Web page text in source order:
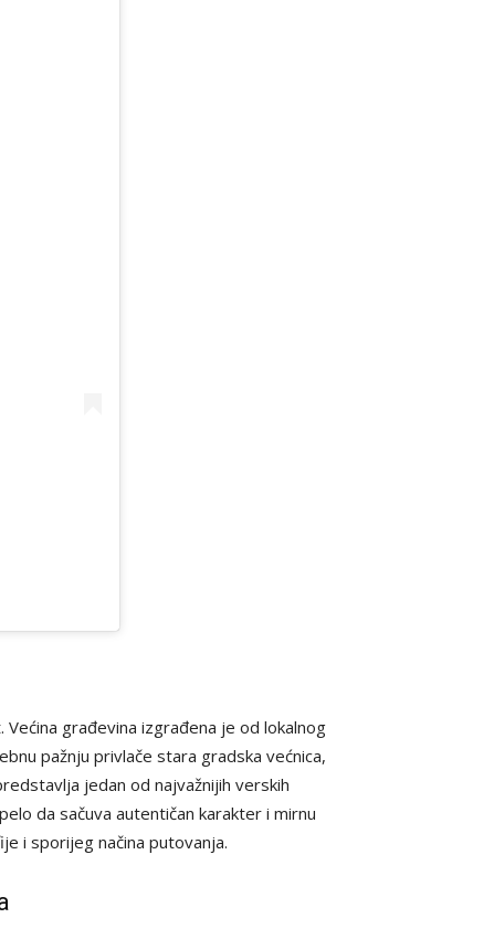
građevina izgrađena je od lokalnog
pažnju privlače stara gradska većnica,
jedan od najvažnijih verskih
da sačuva autentičan karakter i mirnu
i sporijeg načina putovanja.